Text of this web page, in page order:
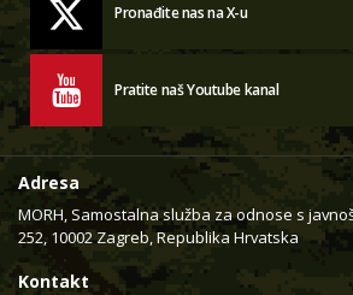
Pronađite nas na X-u
Pratite naš Youtube kanal
Adresa
MORH, Samostalna služba za odnose s
252, 10002 Zagreb, Republika Hrvatska
Kontakt